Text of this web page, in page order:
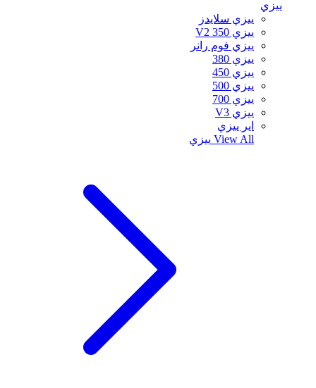
ييزي
ييزي سلايدز
ييزي 350 V2
ييزي فوم رانر
ييزي 380
ييزي 450
ييزي 500
ييزي 700
ييزي V3
اير ييزي
View All ييزي